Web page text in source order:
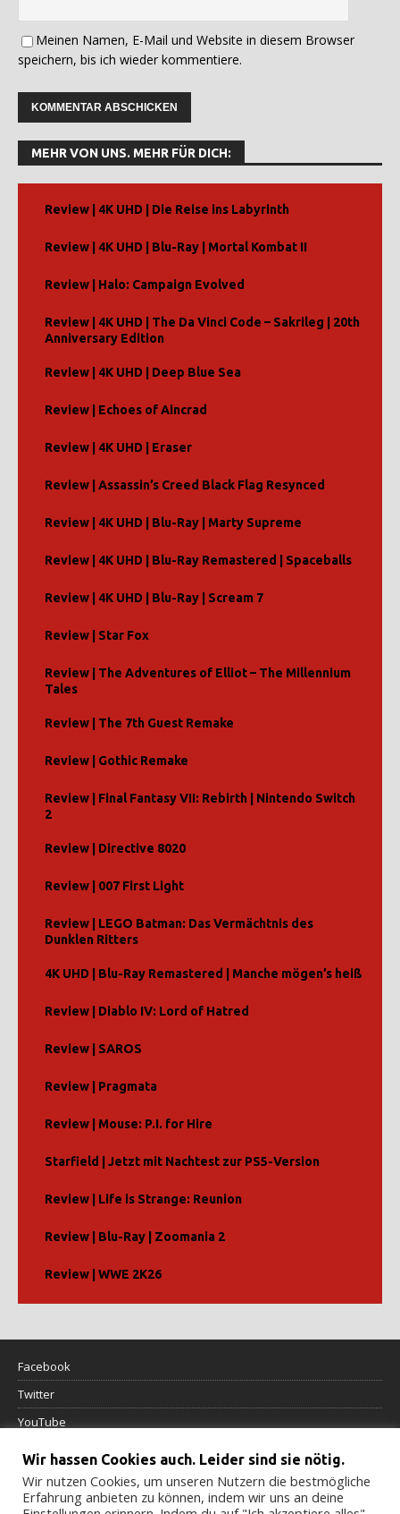
Meinen Namen, E-Mail und Website in diesem Browser
speichern, bis ich wieder kommentiere.
t
MEHR VON UNS. MEHR FÜR DICH:
Review | 4K UHD | Die Reise ins Labyrinth
Review | 4K UHD | Blu-Ray | Mortal Kombat II
Review | Halo: Campaign Evolved
Review | 4K UHD | The Da Vinci Code – Sakrileg | 20th
Anniversary Edition
Review | 4K UHD | Deep Blue Sea
Review | Echoes of Aincrad
Review | 4K UHD | Eraser
Review | Assassin’s Creed Black Flag Resynced
Review | 4K UHD | Blu-Ray | Marty Supreme
Review | 4K UHD | Blu-Ray Remastered | Spaceballs
Review | 4K UHD | Blu-Ray | Scream 7
Review | Star Fox
Review | The Adventures of Elliot – The Millennium
Tales
Review | The 7th Guest Remake
Review | Gothic Remake
Review | Final Fantasy VII: Rebirth | Nintendo Switch
2
Review | Directive 8020
Review | 007 First Light
Review | LEGO Batman: Das Vermächtnis des
Dunklen Ritters
4K UHD | Blu-Ray Remastered | Manche mögen’s heiß
Review | Diablo IV: Lord of Hatred
Review | SAROS
Review | Pragmata
Review | Mouse: P.I. for Hire
Starfield | Jetzt mit Nachtest zur PS5-Version
Review | Life is Strange: Reunion
Review | Blu-Ray | Zoomania 2
Review | WWE 2K26
Facebook
Twitter
YouTube
Datenschutzerklärung
Impressum
Wir hassen Cookies auch. Leider sind sie nötig.
Wir nutzen Cookies, um unseren Nutzern die bestmögliche
Erfahrung anbieten zu können, indem wir uns an deine